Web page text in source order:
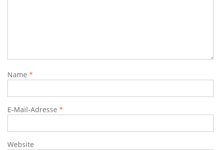
Name *
E-Mail-Adresse *
Website